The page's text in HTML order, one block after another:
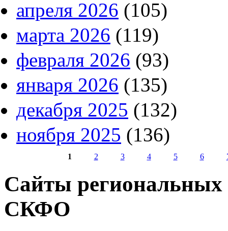
апреля 2026 (105)
марта 2026 (119)
февраля 2026 (93)
января 2026 (135)
декабря 2025 (132)
ноября 2025 (136)
1 2 3 4 5 6
Сайты
СКФО